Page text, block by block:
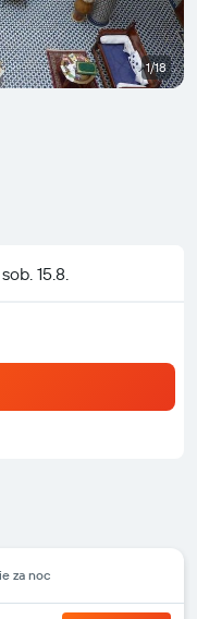
sob. 15.8.
za noc
1/18